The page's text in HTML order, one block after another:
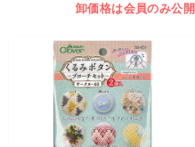
卸価格は会員のみ公開